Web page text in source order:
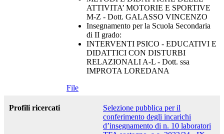
ATTIVITA’ MOTORIE E SPORTIVE
M-Z - Dott. GALASSO VINCENZO
Insegnamento per la Scuola Secondaria
di II grado:
INTERVENTI PSICO - EDUCATIVI E
DIDATTICI CON DISTURBI
RELAZIONALI A-L - Dott. ssa
IMPROTA LOREDANA
File
Profili ricercati
Selezione pubblica per il
conferimento degli incarichi
d’insegnamento di n. 10 laboratori